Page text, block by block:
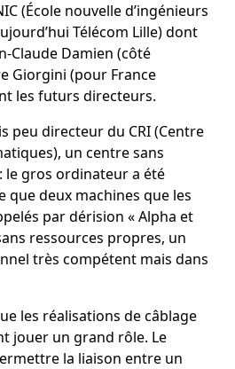
(École nouvelle d’ingénieurs
Télécom Lille) dont
Claude Damien (côté
Giorgini (pour France
les futurs directeurs.
peu directeur du CRI (Centre
un centre sans
le gros ordinateur a été
que deux machines que les
par dérision « Alpha et
ressources propres, un
très compétent mais dans
les réalisations de câblage
jouer un grand rôle. Le
la liaison entre un